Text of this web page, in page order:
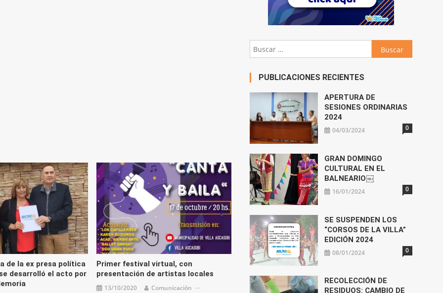
de la ex presa política
desarrolló el acto por
Primer festival virtual, con
presentación de artistas locales
13/10/2020 Comunicación
Buscar:
PUBLICACIONES RECIENTES
APERTURA DE
SESIONES ORDINARIAS
2024
04/03/2024 0
GRAN DOMINGO
CULTURAL EN EL
BALNEARIO￼
16/01/2024 0
SE SUSPENDEN LOS
“CORSOS DE LA VILLA”
EDICIÓN 2024
08/01/2024 0
RECOLECCIÓN DE
RESIDUOS: CAMBIO DE